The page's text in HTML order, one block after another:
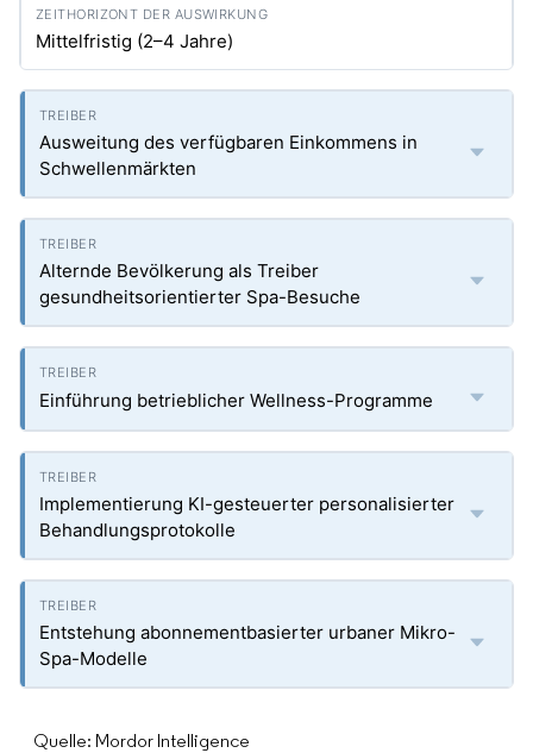
Mittelfristig (2–4 Jahre)
Ausweitung des verfügbaren Einkommens in
Schwellenmärkten
Alternde Bevölkerung als Treiber
gesundheitsorientierter Spa-Besuche
Einführung betrieblicher Wellness-Programme
Implementierung KI-gesteuerter personalisierter
Behandlungsprotokolle
Entstehung abonnementbasierter urbaner Mikro-
Spa-Modelle
Quelle: Mordor Intelligence